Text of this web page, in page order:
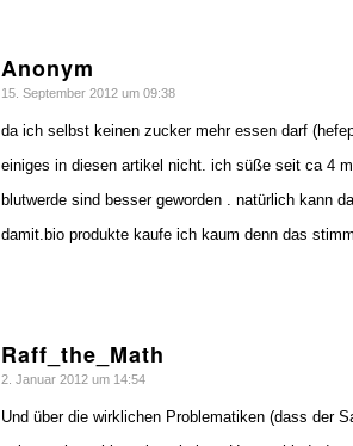
Anonym
sagte:
15. September 2012 um 09:38
da ich selbst keinen zucker mehr essen darf
einiges in diesen artikel nicht. ich süße seit ca 4
blutwerde sind besser geworden . natürlich kann
damit.bio produkte kaufe ich kaum denn das
Raff_the_Math
sagte:
2. Januar 2012 um 14:54
Und über die wirklichen Problematiken (dass der